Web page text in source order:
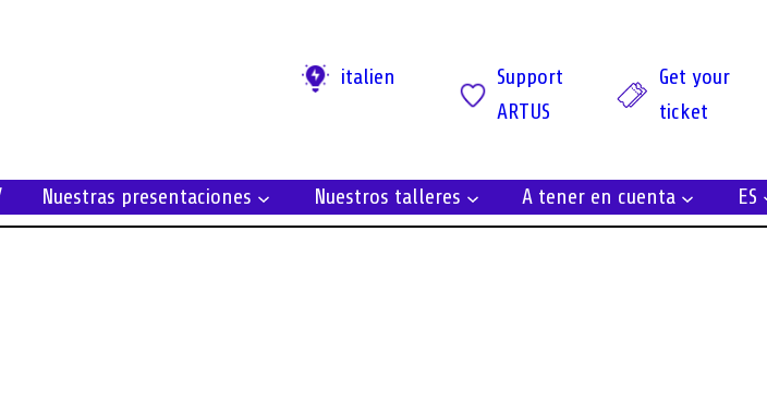
italien
Support
ARTUS
Get your
ticket
Nuestras presentaciones Nuestros talleres A tener en cuenta ES